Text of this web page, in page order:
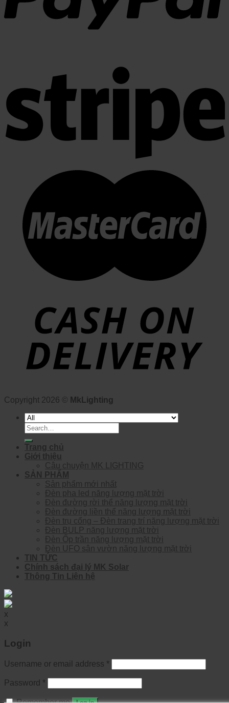
Copyright 2026 © MkLighting
Search
for:
Trang chủ
Giới thiệu
Câu chuyện MK LIGHTING
SẢN PHẨM
Sản phẩm mới nhất
Đèn pha led năng lượng mặt trời
Đèn đường rời thể năng lượng mặt trời
Đèn đường liền thể năng lượng mặt trời
Đèn trụ cổng – Đèn trang trí năng lượng mặt trời
Đèn BULP năng lượng mặt trời
Đèn Ốp trần năng lượng mặt trời
Đèn UFO sân vườn năng lượng mặt trời
TIN TỨC
Chính sách đại lý MK Solar
Thông Tin Liên hệ
x
x
Login
Username or email address *
Password *